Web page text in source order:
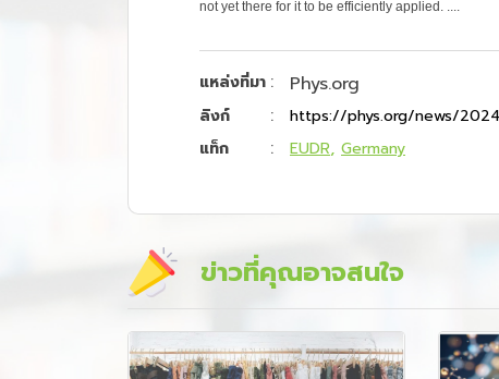
not yet there for it to be efficiently applied. ....
แหล่งที่มา : Phys.org
ลิงก์ :
https://phys.org/news/
แท็ก
: EUDR Germany
ข่าวที่คุณอาจสนใจ